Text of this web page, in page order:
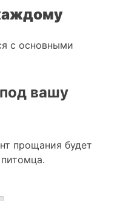
с основными
вашу
прощания будет